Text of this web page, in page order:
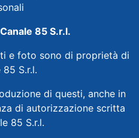
85 S.r.l.
e foto sono di proprietà di
85 S.r.l.
di questi, anche in
di autorizzazione scritta
85 S.r.l.